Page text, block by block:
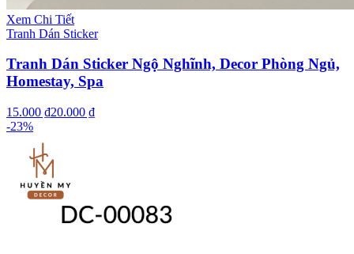
Xem Chi Tiết
Tranh Dán Sticker
Tranh Dán Sticker Ngộ Nghĩnh, Decor Phòng Ngủ,
Homestay, Spa
15.000 ₫20.000 ₫
-23%